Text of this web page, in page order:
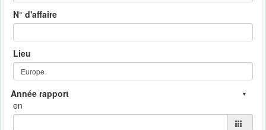
N° d'affaire
Lieu
en